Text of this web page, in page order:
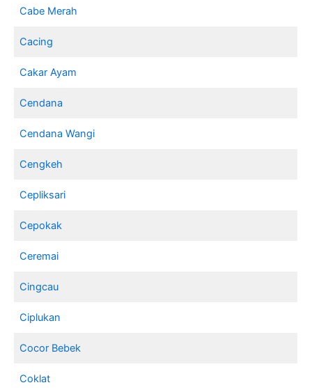
Cabe Merah
Cacing
Cakar Ayam
Cendana
Cendana Wangi
Cengkeh
Cepliksari
Cepokak
Ceremai
Cingcau
Ciplukan
Cocor Bebek
Coklat